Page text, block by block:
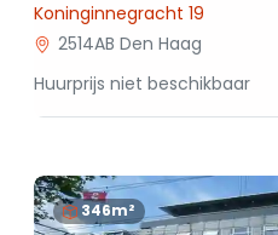
Koninginnegracht 19
2514AB Den Haag
Huurprijs niet beschikbaar
346m²